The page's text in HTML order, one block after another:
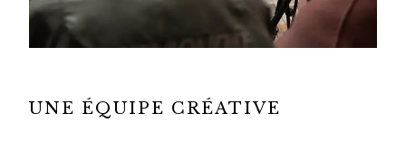
Cadeaux de naissance
Saint-Valentin
Fête des pères
PassionUNE ÉQUIPE CRÉATIVE